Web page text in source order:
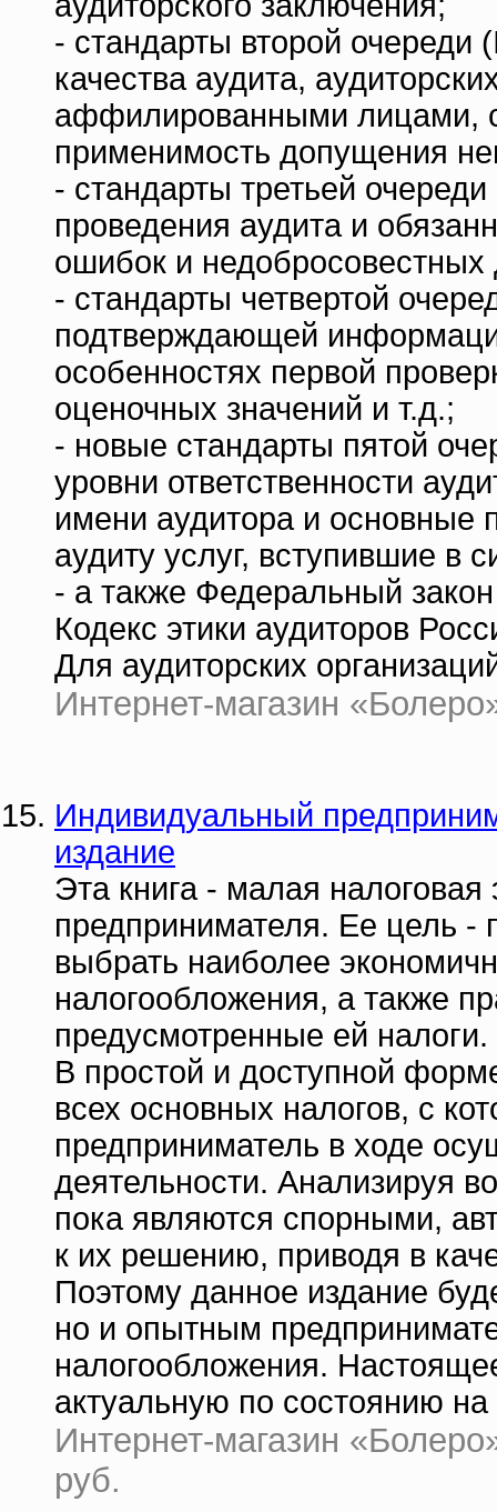
- стандарты второй
качества аудита,
аффилированными лицами,
применимость допущения
- стандарты третьей
проведения аудита и
ошибок и недобросовестных
- стандарты четвертой
подтверждающей
особенностях первой
оценочных значений и т.д.;
- новые стандарты пятой
уровни ответственности
имени аудитора и основные
аудиту услуг, вступившие в
- а также Федеральный
Кодекс этики аудиторов
Для аудиторских
Интернет-магазин
Индивидуальный
издание
Эта книга - малая
предпринимателя. Ее цель -
выбрать наиболее
налогообложения, а также
предусмотренные ей налоги.
В простой и доступной
всех основных налогов, с
предприниматель в ходе
деятельности. Анализируя
пока являются спорными,
к их решению, приводя в
Поэтому данное издание
но и опытным
налогообложения.
актуальную по состоянию
Интернет-магазин
руб.